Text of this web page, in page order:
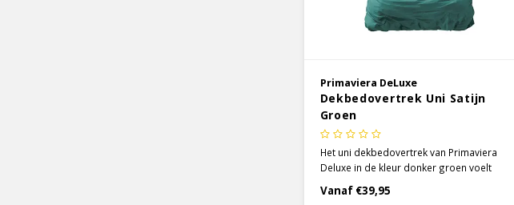
Primaviera DeLuxe
Dekbedovertrek Uni Satijn
Groen
Het uni dekbedovertrek van Primaviera
Deluxe in de kleur donker groen voelt
comfort. Het prachtige satijnen
Vanaf €39,95